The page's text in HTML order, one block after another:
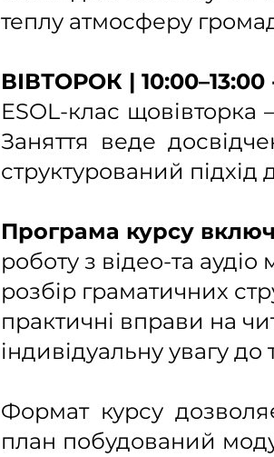
теплу атмосферу
ВІВТОРОК |
ESOL-клас
Заняття веде
структурований підхід
Програма курсу
роботу з відео-та аудіо
розбір граматичних
практичні вправи на
індивідуальну увагу
Формат курсу
план побудований